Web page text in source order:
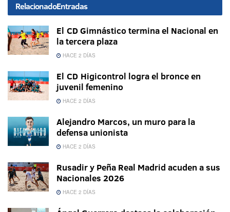
RelacionadoEntradas
El CD Gimnástico termina el Nacional en
la tercera plaza
HACE 2 DÍAS
El CD Higicontrol logra el bronce en
juvenil femenino
HACE 2 DÍAS
Alejandro Marcos, un muro para la
defensa unionista
HACE 2 DÍAS
Rusadir y Peña Real Madrid acuden a sus
Nacionales 2026
HACE 2 DÍAS